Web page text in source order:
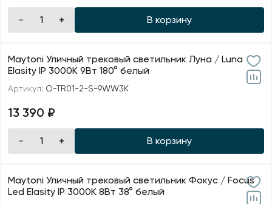
В корзину
Maytoni Уличный трековый светильник Луна / Luna
Elasity IP 3000K 9Вт 180° белый
Артикул: O-TR01-2-S-9WW3K
13 390 ₽
В корзину
Maytoni Уличный трековый светильник Фокус / Focus
Led Elasity IP 3000K 8Вт 38° белый